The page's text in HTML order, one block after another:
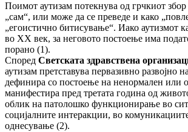
Поимот аутизам потекнува од грчкиот
„сам“, или може да се преведе и како
„егоистично битисување“. Иако аутизмот
во XX век, за неговото постоење има
порано (1).
Според Светската здравствена
аутизам претставува первазивно развојно
дефинира со постоење на ненормален или
манифестира пред третата година од
облик на патолошко функционирање во
социјалните интеракции, во
однесување (2).